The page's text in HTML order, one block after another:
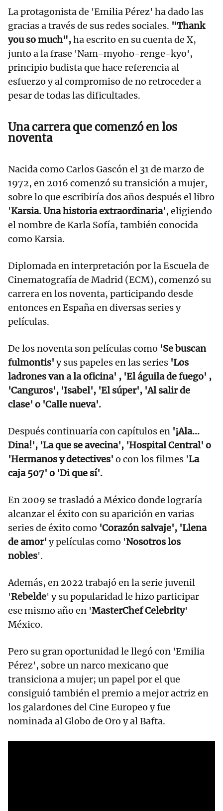
La protagonista de 'Emilia Pérez' ha dado las
gracias a través de sus redes sociales. "Thank
you so much",ha escrito en su cuenta de X,
junto a la frase 'Nam-myoho-renge-kyo',
principio budista que hace referencia al
esfuerzo y al compromiso de no retroceder a
pesar de todas las dificultades.
Una carrera que comenzó en los
noventa
Nacida como Carlos Gascón el 31 de marzo de
1972, en 2016 comenzó su transición a mujer,
sobre lo que escribiría dos años después el libro
'Karsia. Una historia extraordinaria', eligiendo
el nombre de Karla Sofía, también conocida
como Karsia.
Diplomada en interpretación por la Escuela de
Cinematografía de Madrid (ECM), comenzó su
carrera en los noventa, participando desde
entonces en España en diversas series y
películas.
De los noventa son películas como 'Se buscan
fulmontis' y sus papeles en las series 'Los
ladrones van a la oficina' , 'El águila de fuego' ,
'Canguros', 'Isabel', 'El súper', 'Al salir de
clase' o 'Calle nueva'.
Después continuaría con capítulos en '¡Ala...
Dina!', 'La que se avecina', 'Hospital Central' o
'Hermanos y detectives' o con los filmes 'La
caja 507' o 'Di que sí'.
En 2009 se trasladó a México donde lograría
alcanzar el éxito con su aparición en varias
series de éxito como 'Corazón salvaje', 'Llena
de amor' y películas como 'Nosotros los
nobles'.
Además, en 2022 trabajó en la serie juvenil
'Rebelde' y su popularidad le hizo participar
ese mismo año en 'MasterChef Celebrity'
México.
Pero su gran oportunidad le llegó con 'Emilia
Pérez', sobre un narco mexicano que
transiciona a mujer; un papel por el que
consiguió también el premio a mejor actriz en
los galardones del Cine Europeo y fue
nominada al Globo de Oro y al Bafta.